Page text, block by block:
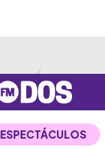
ESPECTÁCULOS